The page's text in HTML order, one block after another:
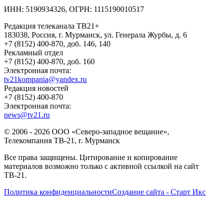
ИНН: 5190934326, ОГРН: 1115190010517
Редакция телеканала ТВ21+
183038, Россия, г. Мурманск, ул. Генерала Журбы, д. 6
+7 (8152) 400-870, доб. 146, 140
Рекламный отдел
+7 (8152) 400-870, доб. 160
Электронная почта:
tv21kompania@yandex.ru
Редакция новостей
+7 (8152) 400-870
Электронная почта:
news@tv21.ru
© 2006 - 2026 ООО «Северо-западное вещание»,
Телекомпания ТВ-21, г. Мурманск
Все права защищены. Цитирование и копирование
материалов возможно только с активной ссылкой на сайт
ТВ-21.
Политика конфиденциальностиСоздание сайта - Старт Икс